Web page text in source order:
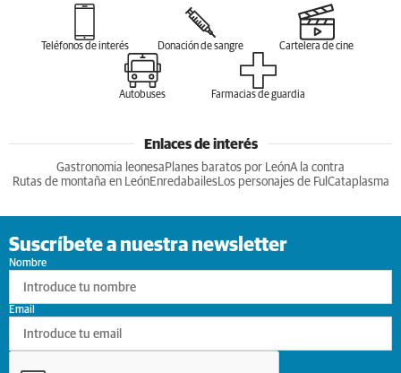
Teléfonos de interés Donación de sangre Cartelera de cine
Autobuses Farmacias de guardia
Enlaces de interés
Gastronomia leonesa Planes baratos por LeónA la contra
Rutas de montaña en LeónEnredabailesLos personajes de Ful Cataplasma
Suscríbete a nuestra newsletter
Nombre
Email